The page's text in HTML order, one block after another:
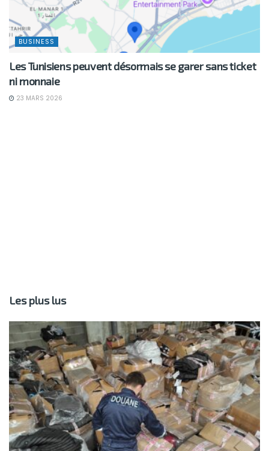
BUSINESS
Les Tunisiens peuvent désormais se garer sans ticket
ni monnaie
23 MARS 2026
Les plus lus